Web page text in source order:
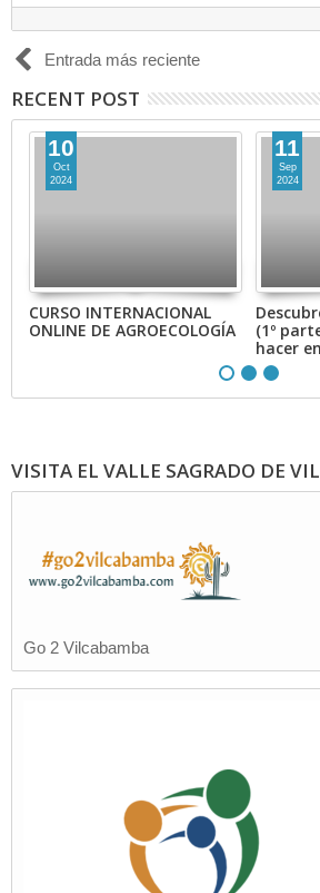
Entrada más reciente
RECENT POST
10
Oct
2024
CURSO INTERNACIONAL
ONLINE DE AGROECOLOGÍA
11
Sep
2024
(1º
hacer
VISITA EL VALLE SAGRADO DE
Go 2 Vilcabamba